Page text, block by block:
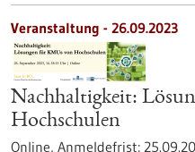
Veranstaltung - 26.09.2023
Nachhaltigkeit:
Hochschulen
Online, Anmeldefrist: